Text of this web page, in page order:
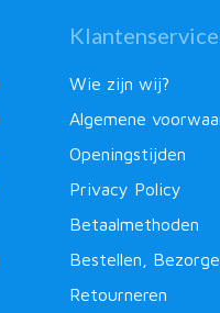
Klantenservice
Wie zijn wij?
Algemene
Openingstijden
Privacy Policy
Betaalmethoden
Bestellen,
Retourneren